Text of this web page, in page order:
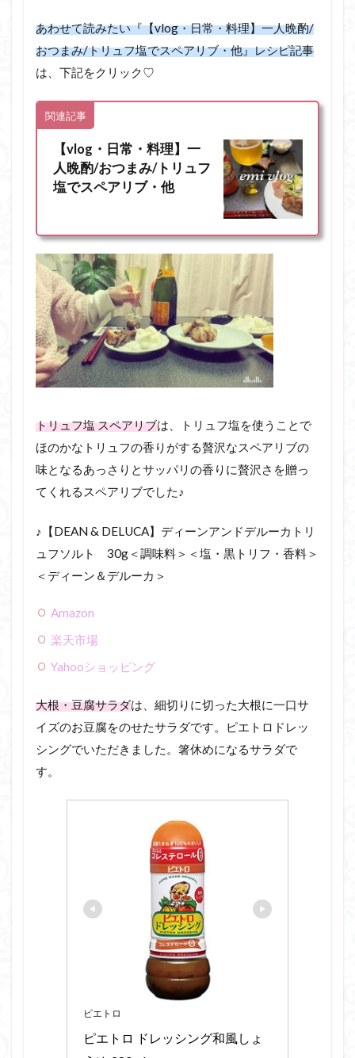
あわせて読みたい『【vlog・日常・料理】一人晩酌/
おつまみ/トリュフ塩でスペアリブ・他』レシピ記事
は、下記をクリック♡
関連記事
【vlog・日常・料理】一
人晩酌/おつまみ/トリュフ
塩でスペアリブ・他
トリュフ塩 スペアリブは、トリュフ塩を使うことで
ほのかなトリュフの香りがする贅沢なスペアリブの
味となるあっさりとサッパリの香りに贅沢さを贈っ
てくれるスペアリブでした♪
♪【DEAN & DELUCA】ディーンアンドデルーカトリ
ュフソルト 30g＜調味料＞＜塩・黒トリフ・香料＞
＜ディーン＆デルーカ＞
Amazon
楽天市場
Yahooショッピング
大根・豆腐サラダは、細切りに切った大根に一口サ
イズのお豆腐をのせたサラダです。ピエトロドレッ
シングでいただきました。箸休めになるサラダで
す。
ピエトロ
ピエトロ ドレッシング和風しょ